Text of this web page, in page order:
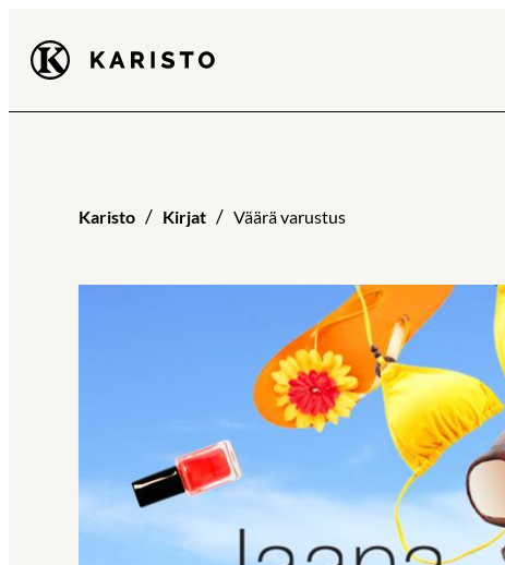
suoraan
Karisto
Karisto Kirjat Väärä varustus